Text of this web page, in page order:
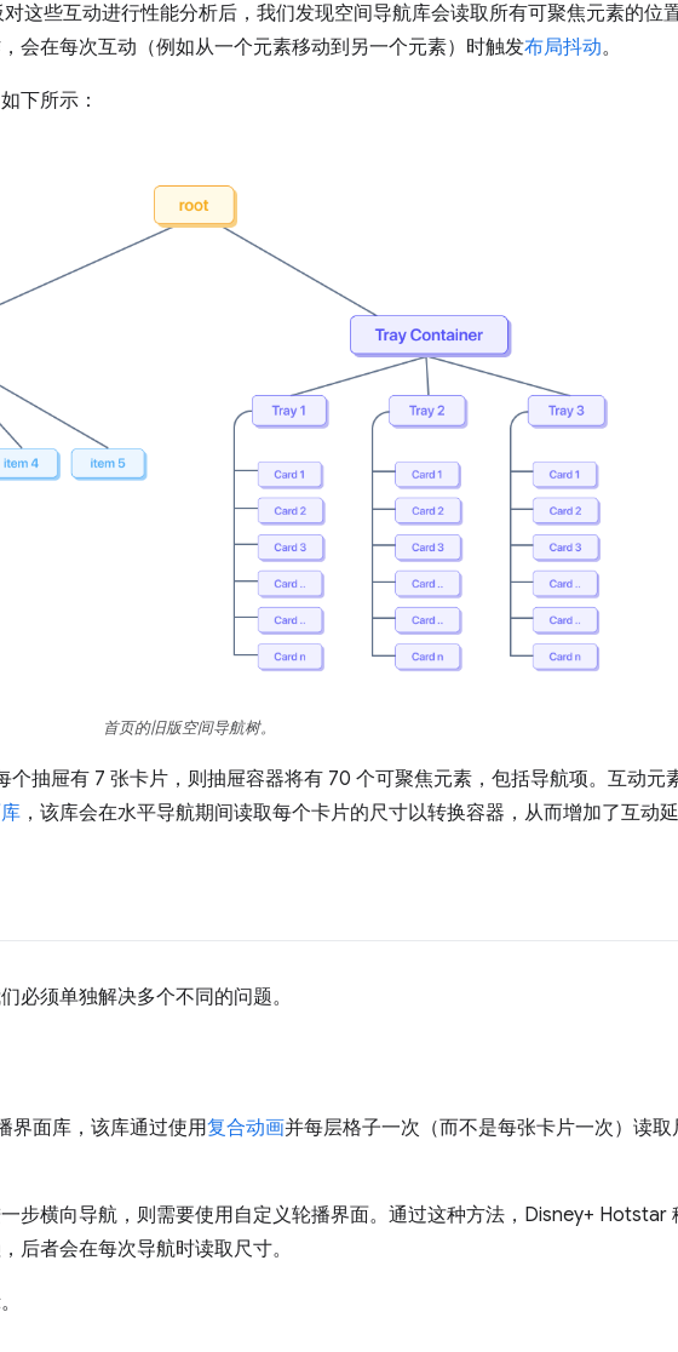
这些互动进行性能分析后，我们发现空间导航库会读取所有可聚焦元素的位
会在每次互动（例如从一个元素移动到另一个元素）时触发布局抖动。
下所示：
首页的旧版空间导航树。
个抽屉有 7 张卡片，则抽屉容器将有 70 个可聚焦元素，包括导航项。互动元
，该库会在水平导航期间读取每个卡片的尺寸以转换容器，从而增加了互动
必须单独解决多个不同的问题。
界面库，该库通过使用复合动画并每层格子一次（而不是每张卡片一次）读取
步横向导航，则需要使用自定义轮播界面。通过这种方法，Disney+ Hotstar
后者会在每次导航时读取尺寸。